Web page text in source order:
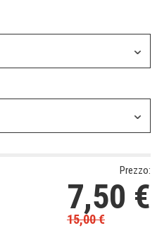
Prezzo:
7,50 €
15,00€